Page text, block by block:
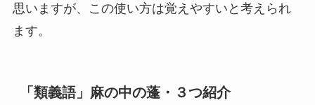
思いますが、この使い方は覚えやすいと考えられ
ます。
「類義語」麻の中の蓬・３つ紹介